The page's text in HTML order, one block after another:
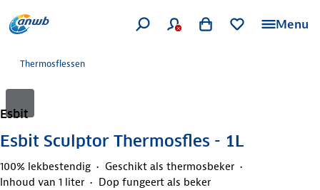
Menu
Thermosflessen
Esbit
Esbit Sculptor Thermosfles - 1L
100% lekbestendig
Geschikt als thermosbeker
Inhoud van 1 liter
Dop fungeert als beker